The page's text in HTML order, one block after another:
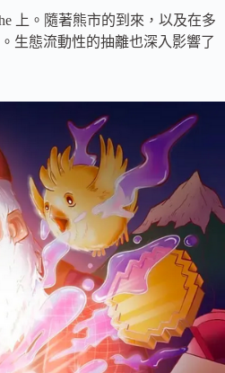
上。隨著熊市的到來，以及在多
生態流動性的抽離也深入影響了